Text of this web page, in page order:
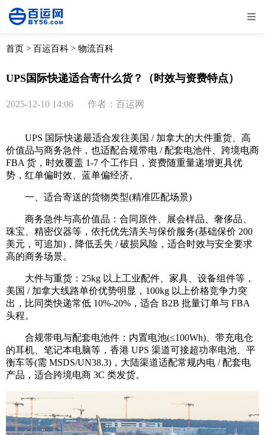
全部 物流资讯
取消
首页 > 百运百科 > 物流百科
UPS国际快递适合寄什么货？（时效与资费特点）
2025-12-10 14:06 作者：百运网
UPS 国际快递最适合发往美国 / 加拿大的大件重货、高
价值品与商务急件，也适配合规带电 / 配套电池件、跨境电商
FBA 货，时效覆盖 1-7 个工作日，资费随重量递增更具优
势，红单偏时效、蓝单偏经济。
一、适合寄送的货物类型(精准匹配场景)
商务急件与高价值品：合同原件、展会样品、奢侈品、
珠宝、精密仪器等，依托优先清关与保价服务(基础保价 200
美元，可追加)，降低丢失 / 破损风险，适合时效与安全要求
高的商务场景。
大件与重货：25kg 以上工业配件、家具、设备组件等，
美国 / 加拿大线路单价优势明显，100kg 以上价格竞争力突
出，比同类快递常低 10%-20%，适合 B2B 批量订单与 FBA
头程。
合规带电与配套电池件：内置电池(≤100Wh)、带充电仓
的耳机、笔记本电脑等，香港 UPS 渠道可接超功率电池、平
衡车等(需 MSDS/UN38.3)，大陆渠道适配常规内电 / 配套电
产品，适合跨境电商 3C 类发货。